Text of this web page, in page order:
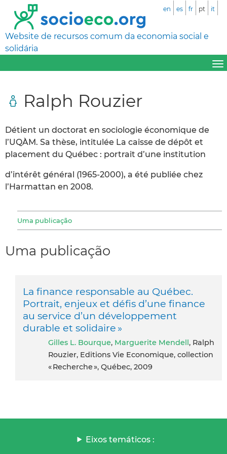
Website de recursos comum da economia social e
solidária
en es fr pt it
Ralph Rouzier
Détient un doctorat en sociologie économique de
l’UQÀM. Sa thèse, intitulée La caisse de dépôt et
placement du Québec : portrait d’une institution
d’intérêt général (1965-2000), a été publiée chez
l’Harmattan en 2008.
Uma publicação
Uma publicação
La finance responsable au Québec.
Portrait, enjeux et défis d’une finance
au service d’un développement
durable et solidaire »
Gilles L. Bourque, Marguerite Mendell, Ralph
Rouzier, Editions Vie Economique, collection
« Recherche », Québec, 2009
Eixos temáticos :